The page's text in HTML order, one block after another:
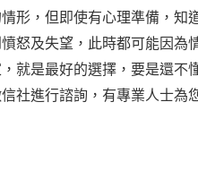
形，但即使有心理準備，知
怒及失望，此時都可能因為
就是最好的選擇，要是還不
社進行諮詢，有專業人士為